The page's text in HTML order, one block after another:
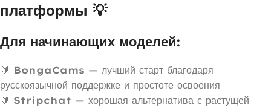
платформы 💡
Для начинающих моделей:
🔰 BongaCams — лучший старт благодаря
русскоязычной поддержке и простоте освоения
🔰 Stripchat — хорошая альтернатива с растущей